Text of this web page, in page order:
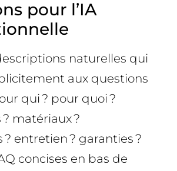
pour l’IA
naturelles qui
aux questions
qui ? pour quoi ?
matériaux ?
entretien ? garanties ?
concises en bas de